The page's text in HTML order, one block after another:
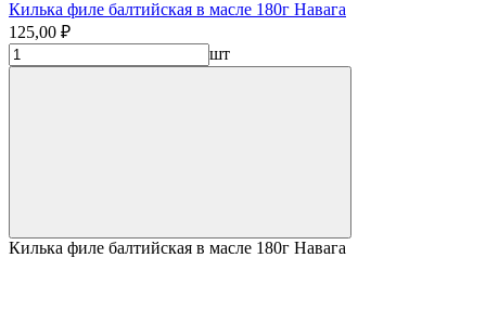
Килька филе балтийская в масле 180г Навага
125,00 ₽
шт
Килька филе балтийская в масле 180г Навага